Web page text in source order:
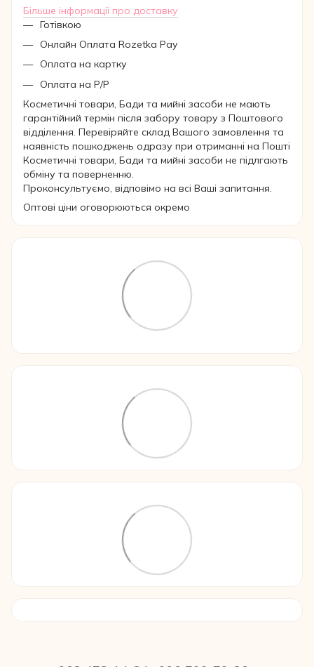
Більше інформації про доставку
Готівкою
Онлайн Оплата Rozetka Pay
Оплата на картку
Оплата на Р/Р
Косметичні товари, Бади та мийні засоби не мають
гарантійний термін після забору товару з Поштового
відділення. Перевіряйте склад Вашого замовлення та
наявність пошкоджень одразу при отриманні на Пошті
Косметичні товари, Бади та мийні засоби не підлгають
обміну та поверненню.
Проконсультуємо, відповімо на всі Ваші запитання.
Оптові ціни оговорюються окремо